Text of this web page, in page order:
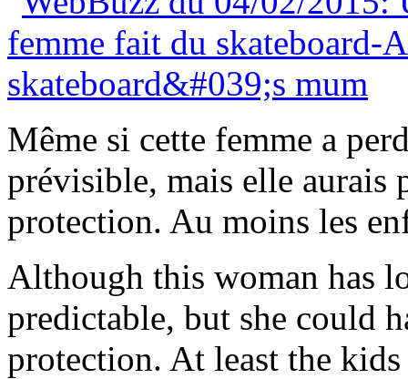
Même si cette femme a
prévisible, mais elle aurais
protection. Au moins les
Although this woman has
predictable, but she could
protection. At least the